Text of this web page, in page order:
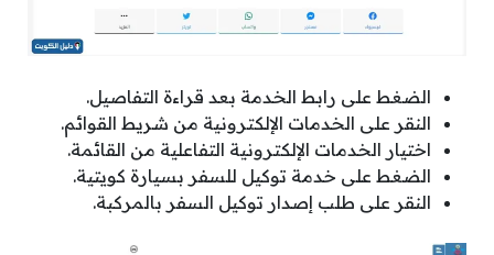
الضغط على رابط الخدمة بعد قراءة التفاصيل.
النقر على الخدمات الإلكترونية من شريط القوائم.
اختيار الخدمات الإلكترونية التفاعلية من القائمة.
الضغط على خدمة توكيل للسفر بسيارة كويتية.
النقر على طلب إصدار توكيل السفر بالمركبة.